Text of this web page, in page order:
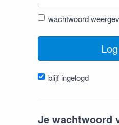
wachtwoord
blijf ingelogd
Je wachtwoord